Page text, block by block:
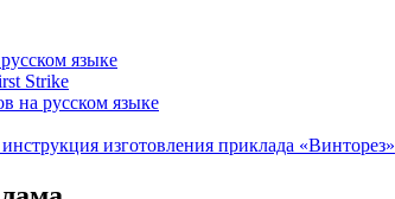
языке
Strike
на русском языке
изготовления приклада «Винторез»